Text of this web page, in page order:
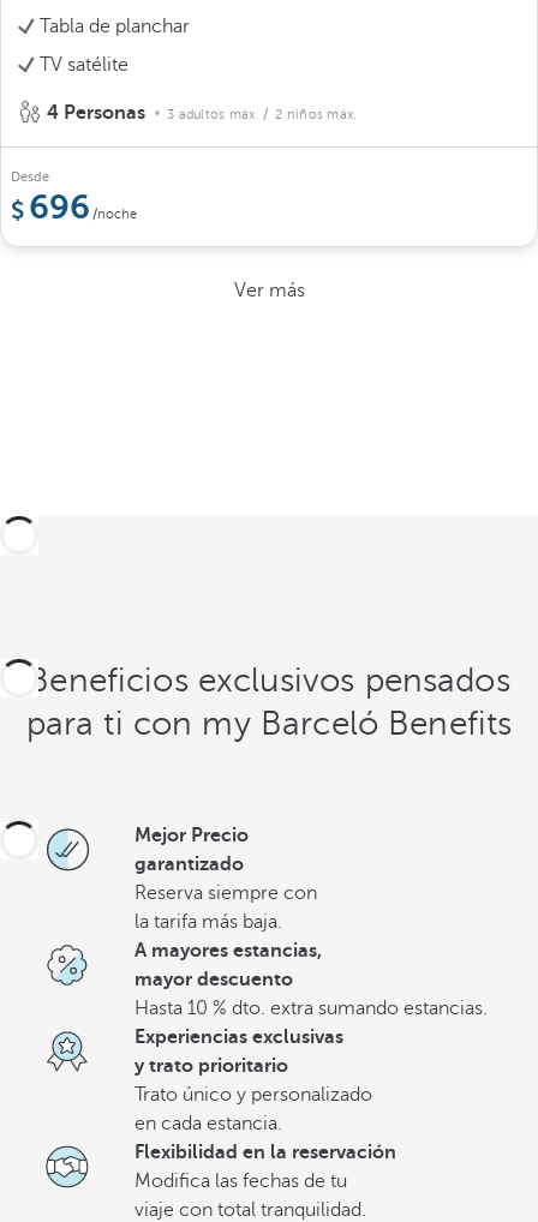
Tabla de planchar
TV satélite
4 Personas 3 adultos máx. / 2 niños máx.
Desde
696 /noche
Ver más
Beneficios exclusivos pensados
para ti con my Barceló Benefits
Mejor Precio
garantizado
Reserva siempre con
la tarifa más baja.
A mayores estancias,
mayor descuento
Hasta 10 % dto. extra sumando estancias.
Experiencias exclusivas
y trato prioritario
Trato único y personalizado
en cada estancia.
Flexibilidad en la reservación
Modifica las fechas de tu
viaje con total tranquilidad.